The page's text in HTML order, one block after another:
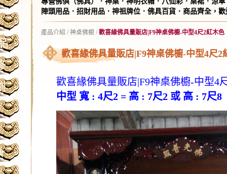
陣頭用品．招財用品．神祖牌位．佛具百貨．商品齊全，
產品介紹 / 神桌佛櫥 / 歡喜緣佛具量販店|F9神桌佛櫥-中型4尺2紅木色
歡喜緣佛具量販店|F9神桌佛櫥-中型4尺2
歡喜緣佛具量販店|F9神桌佛櫥-中型4
中型 寬 : 4尺2 = 高 : 7尺2 或 高 : 7尺8